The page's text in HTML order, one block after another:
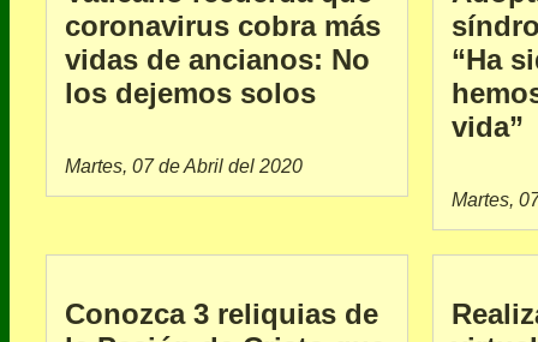
coronavirus cobra más
vidas de ancianos: No
los dejemos solos
Martes, 07 de Abril del 2020
“Ha
vida”
Martes,
Conozca 3 reliquias de